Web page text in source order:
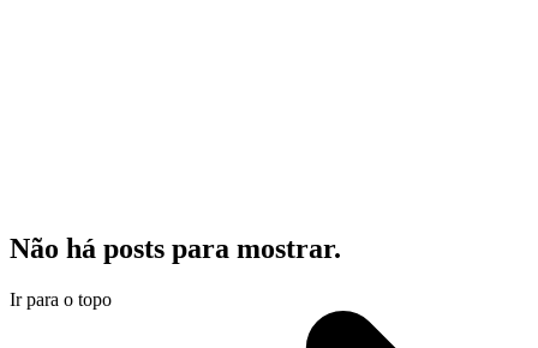
Não há posts para mostrar.
Ir para o topo